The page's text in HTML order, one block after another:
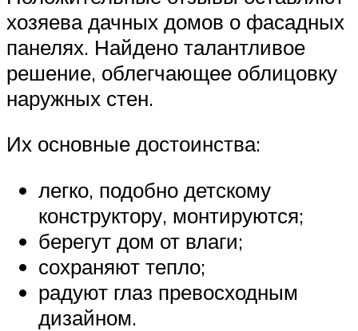
хозяева дачных домов о фасадных
панелях. Найдено талантливое
решение, облегчающее облицовку
наружных стен.
Их основные достоинства:
легко, подобно детскому
конструктору, монтируются;
берегут дом от влаги;
сохраняют тепло;
радуют глаз превосходным
дизайном.